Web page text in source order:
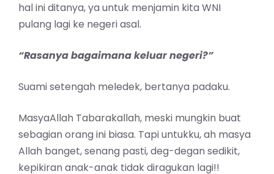
hal ini ditanya, ya untuk menjamin kita WNI
pulang lagi ke negeri asal.
“Rasanya bagaimana keluar negeri?”
Suami setengah meledek, bertanya padaku.
MasyaAllah Tabarakallah, meski mungkin buat
sebagian orang ini biasa. Tapi untukku, ah masya
Allah banget, senang pasti, deg-degan sedikit,
kepikiran anak-anak tidak diragukan lagi!!